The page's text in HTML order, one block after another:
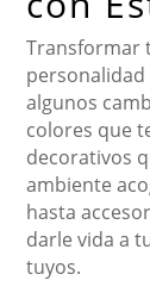
Transformar
personalidad
algunos
colores que
decorativos
ambiente
hasta
darle vida a
tuyos.